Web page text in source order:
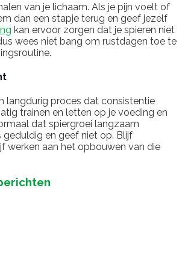
van je lichaam. Als je pijn voelt of
dan een stapje terug en geef jezelf
kan ervoor zorgen dat je spieren niet
wees niet bang om rustdagen toe te
langdurig proces dat consistentie
trainen en letten op je voeding en
dat spiergroei langzaam
en geef niet op. Blijf
werken aan het opbouwen van die